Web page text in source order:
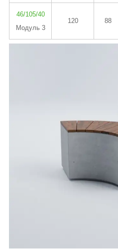
46/105/40
Модуль 3
120 88